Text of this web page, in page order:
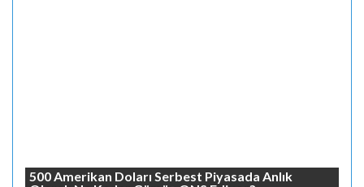
500 Amerikan Doları Serbest Piyasada Anlık